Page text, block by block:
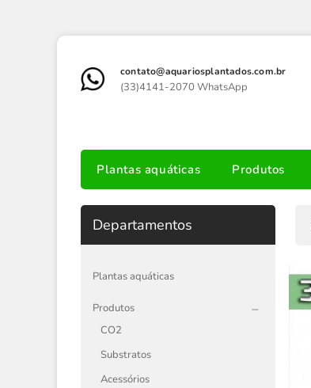
contato@aquariosplantados.com.br
(33)4141-2070 WhatsApp
Plantas aquáticas Produtos
Departamentos
Plantas aquáticas
Produtos
CO2
Substratos
Acessórios